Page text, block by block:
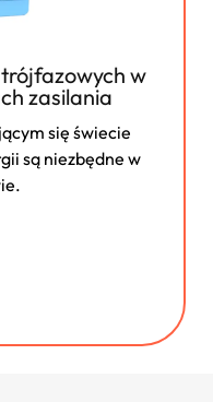
w
zasilania
się świecie
są niezbędne w